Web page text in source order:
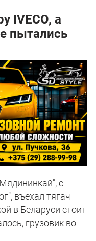
IVECO, а
пытались
с
въехал тягач
в Беларуси стоит
грузовик во